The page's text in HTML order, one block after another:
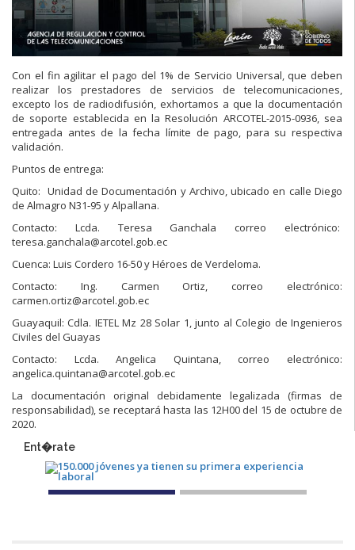
Con el fin agilitar el pago del 1% de Servicio Universal, que deben
realizar los prestadores de servicios de telecomunicaciones,
excepto los de radiodifusión, exhortamos a que la documentación
de soporte establecida en la Resolución ARCOTEL-2015-0936, sea
entregada antes de la fecha límite de pago, para su respectiva
validación.
Puntos de entrega:
Quito: Unidad de Documentación y Archivo, ubicado en calle Diego
de Almagro N31-95 y Alpallana.
Contacto: Lcda. Teresa Ganchala correo electrónico:
teresa.ganchala@arcotel.gob.ec
Cuenca: Luis Cordero 16-50 y Héroes de Verdeloma.
Contacto: Ing. Carmen Ortiz, correo electrónico:
carmen.ortiz@arcotel.gob.ec
Guayaquil: Cdla. IETEL Mz 28 Solar 1, junto al Colegio de Ingenieros
Civiles del Guayas
Contacto: Lcda. Angelica Quintana, correo electrónico:
angelica.quintana@arcotel.gob.ec
La documentación original debidamente legalizada (firmas de
responsabilidad), se receptará hasta las 12H00 del 15 de octubre de
2020.
Ent�rate